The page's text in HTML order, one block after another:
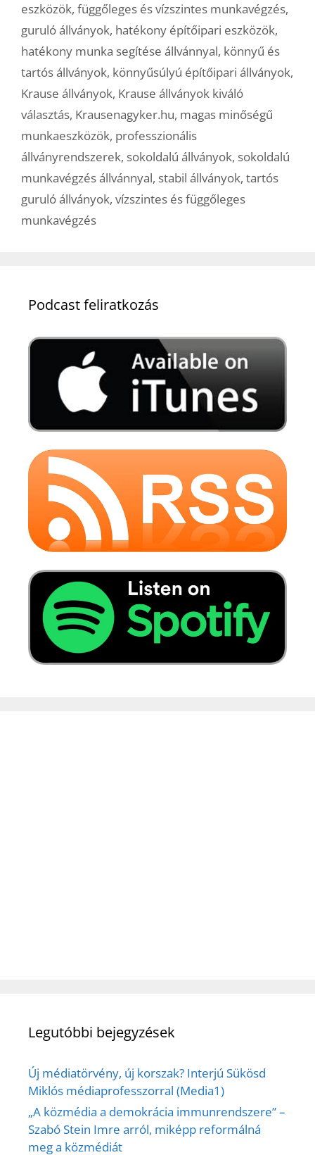
eszközök, függőleges és vízszintes munkavégzés,
guruló állványok, hatékony építőipari eszközök,
hatékony munka segítése állvánnyal, könnyű és
tartós állványok, könnyűsúlyú építőipari állványok,
Krause állványok, Krause állványok kiváló
választás, Krausenagyker.hu, magas minőségű
munkaeszközök, professzionális
állványrendszerek, sokoldalú állványok, sokoldalú
munkavégzés állvánnyal, stabil állványok, tartós
guruló állványok, vízszintes és függőleges
munkavégzés
Podcast feliratkozás
Legutóbbi bejegyzések
Új médiatörvény, új korszak? Interjú Sükösd
Miklós médiaprofesszorral (Media1)
„A közmédia a demokrácia immunrendszere” –
Szabó Stein Imre arról, miképp reformálná
meg a közmédiát